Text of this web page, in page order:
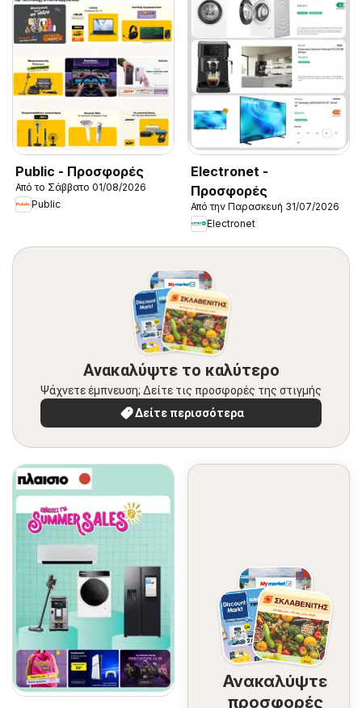
Public - Προσφορές
Από το Σάββατο 01/08/2026
Public
Electronet -
Προσφορές
Από την Παρασκευή 31/07/2026
Electronet
Ανακαλύψτε το καλύτερο
Ψάχνετε έμπνευση; Δείτε τις προσφορές της στιγμής
Δείτε περισσότερα
Ανακαλύψτε
προσφορές